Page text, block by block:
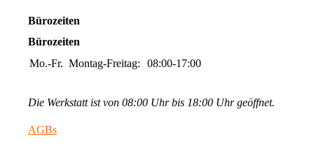
Bürozeiten
Bürozeiten
Mo.-Fr. Montag-Freitag: 08:00-17:00
Die Werkstatt ist von 08:00 Uhr bis 18:00 Uhr geöffnet.
AGBs